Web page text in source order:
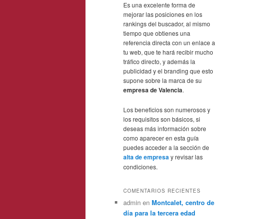
Es una excelente forma de
mejorar las posiciones en los
rankings del buscador, al mismo
tiempo que obtienes una
referencia directa con un enlace a
tu web, que te hará recibir mucho
tráfico directo, y además la
publicidad y el branding que esto
supone sobre la marca de su
empresa de Valencia.
Los beneficios son numerosos y
los requisitos son básicos, si
deseas más información sobre
como aparecer en esta guía
puedes acceder a la sección de
alta de empresay revisar las
condiciones.
COMENTARIOS RECIENTES
admin en Montcalet, centro de
día para la tercera edad